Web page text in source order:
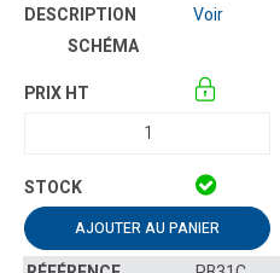
Voir
AJOUTER AU PANIER